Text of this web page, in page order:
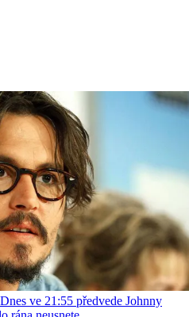
ve 21:55 předvede Johnny